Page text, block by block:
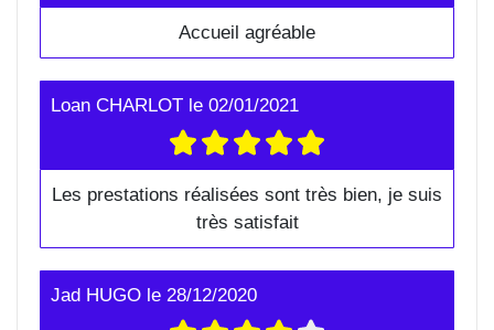
Accueil agréable
Loan CHARLOT le 02/01/2021
Les prestations réalisées sont très bien, je suis
très satisfait
Jad HUGO le 28/12/2020